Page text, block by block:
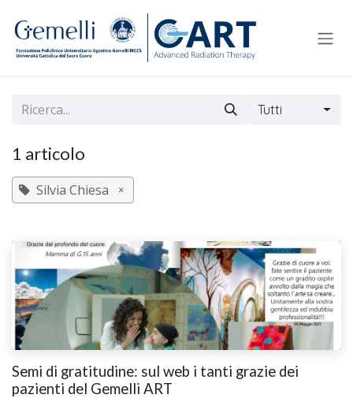
Tutti
1 articolo
Silvia Chiesa ×
Semi di gratitudine: sul web i tanti grazie dei
pazienti del Gemelli ART